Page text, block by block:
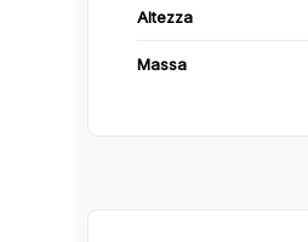
Altezza
Massa